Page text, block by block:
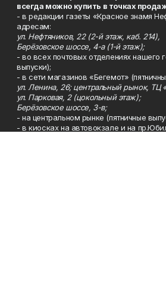
всегда можно купить в точках
- в редакции газеты «Красное знамя
адресам:
ул. Нефтяников, 22 (2-й этаж, каб. 214),
Берёзовское шоссе, 4-а (1-й этаж);
- во всех почтовых отделениях нашего
выпуски);
- в сети магазинов «Бегемот»
ул. Ленина, 26; центральный рынок, ТЦ
ул. Парковая, 2 (цокольный этаж);
Берёзовское шоссе, 3-в;
- на центральном рынке (пятничные
- в киосках на автовокзале и на